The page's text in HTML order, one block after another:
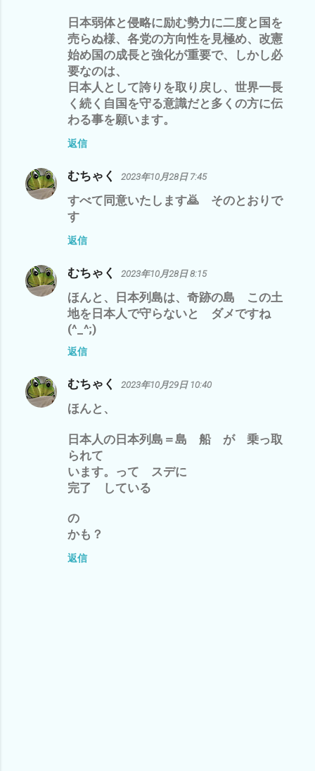
日本弱体と侵略に励む勢力に二度と国を
売らぬ様、各党の方向性を見極め、改憲
始め国の成長と強化が重要で、しかし必
要なのは、
日本人として誇りを取り戻し、世界一長
く続く自国を守る意識だと多くの方に伝
わる事を願います。
返信
むちゃく 2023年10月28日 7:45
すべて同意いたします🙇 そのとおりで
す
返信
むちゃく 2023年10月28日 8:15
ほんと、日本列島は、奇跡の島 この土
地を日本人で守らないと ダメですね
(^_^;)
返信
むちゃく 2023年10月29日 10:40
ほんと、
日本人の日本列島＝島 船 が 乗っ取
られて
います。って スデに
完了 している
の
かも？
返信